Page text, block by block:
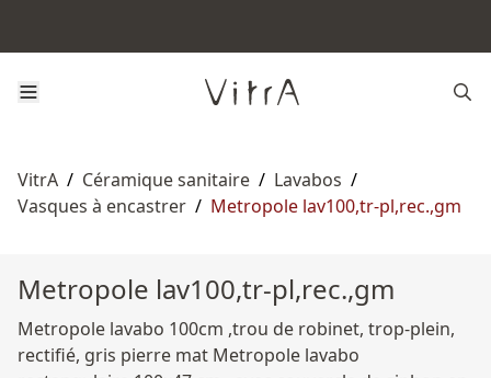
VitrA / Céramique sanitaire / Lavabos /
Vasques à encastrer / Metropole lav100,tr-pl,rec.,gm
Metropole lav100,tr-pl,rec.,gm
Metropole lavabo 100cm ,trou de robinet, trop-plein,
rectifié, gris pierre mat Metropole lavabo